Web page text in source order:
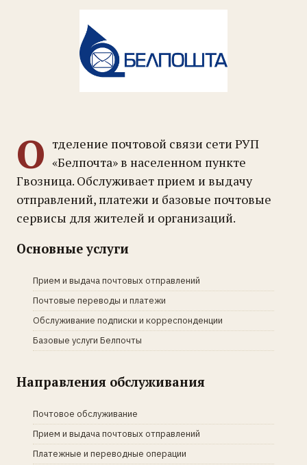
О тделение почтовой связи сети РУП
«Белпочта» в населенном пункте
Гвозница. Обслуживает прием и выдачу
отправлений, платежи и базовые почтовые
сервисы для жителей и организаций.
Основные услуги
Прием и выдача почтовых отправлений
Почтовые переводы и платежи
Обслуживание подписки и корреспонденции
Базовые услуги Белпочты
Направления обслуживания
Почтовое обслуживание
Прием и выдача почтовых отправлений
Платежные и переводные операции